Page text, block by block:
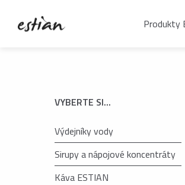
VYBERTE SI...
Výdejníky vody
Sirupy a nápojové koncentráty
Káva ESTIAN
Produkty